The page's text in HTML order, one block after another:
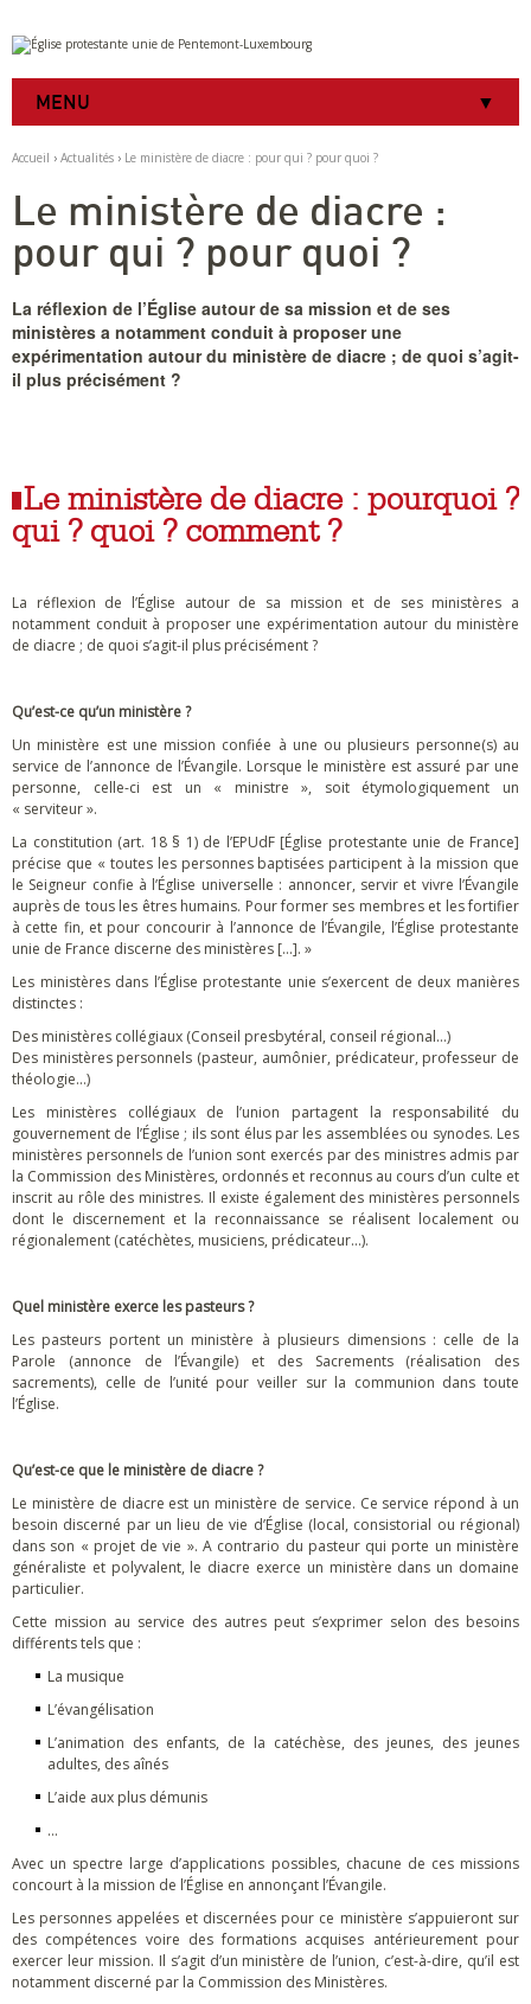
Aller
au
contenu.
à
navigation
Outils
personnels
MENU
Accueil › Actualités › Le ministère de diacre : pour qui ? pour quoi ?
Le ministère de diacre :
pour qui ? pour quoi ?
La réflexion de l’Église autour de sa mission et de ses
ministères a notamment conduit à proposer une
expérimentation autour du ministère de diacre ; de quoi s’agit-
il plus précisément ?
Le ministère de diacre : pourquoi ?
qui ? quoi ? comment ?
La réflexion de l’Église autour de sa mission et de ses ministères a
notamment conduit à proposer une expérimentation autour du ministère
de diacre ; de quoi s’agit-il plus précisément ?
Qu’est-ce qu’un ministère ?
Un ministère est une mission confiée à une ou plusieurs personne(s) au
service de l’annonce de l’Évangile. Lorsque le ministère est assuré par une
personne, celle-ci est un « ministre », soit étymologiquement un
« serviteur ».
La constitution (art. 18 § 1) de l’EPUdF [Église protestante unie de France]
précise que « toutes les personnes baptisées participent à la mission que
le Seigneur confie à l’Église universelle : annoncer, servir et vivre l’Évangile
auprès de tous les êtres humains. Pour former ses membres et les fortifier
à cette fin, et pour concourir à l’annonce de l’Évangile, l’Église protestante
unie de France discerne des ministères […]. »
Les ministères dans l’Église protestante unie s’exercent de deux manières
distinctes :
Des ministères collégiaux (Conseil presbytéral, conseil régional…)
Des ministères personnels (pasteur, aumônier, prédicateur, professeur de
théologie…)
Les ministères collégiaux de l’union partagent la responsabilité du
gouvernement de l’Église ; ils sont élus par les assemblées ou synodes. Les
ministères personnels de l’union sont exercés par des ministres admis par
la Commission des Ministères, ordonnés et reconnus au cours d’un culte et
inscrit au rôle des ministres. Il existe également des ministères personnels
dont le discernement et la reconnaissance se réalisent localement ou
régionalement (catéchètes, musiciens, prédicateur…).
Quel ministère exerce les pasteurs ?
Les pasteurs portent un ministère à plusieurs dimensions : celle de la
Parole (annonce de l’Évangile) et des Sacrements (réalisation des
sacrements), celle de l’unité pour veiller sur la communion dans toute
l’Église.
Qu’est-ce que le ministère de diacre ?
Le ministère de diacre est un ministère de service. Ce service répond à un
besoin discerné par un lieu de vie d’Église (local, consistorial ou régional)
dans son « projet de vie ». A contrario du pasteur qui porte un ministère
généraliste et polyvalent, le diacre exerce un ministère dans un domaine
particulier.
Cette mission au service des autres peut s’exprimer selon des besoins
différents tels que :
La musique
L’évangélisation
L’animation des enfants, de la catéchèse, des jeunes, des jeunes
adultes, des aînés
L’aide aux plus démunis
…
Avec un spectre large d’applications possibles, chacune de ces missions
concourt à la mission de l’Église en annonçant l’Évangile.
Les personnes appelées et discernées pour ce ministère s’appuieront sur
des compétences voire des formations acquises antérieurement pour
exercer leur mission. Il s’agit d’un ministère de l’union, c’est-à-dire, qu’il est
notamment discerné par la Commission des Ministères.